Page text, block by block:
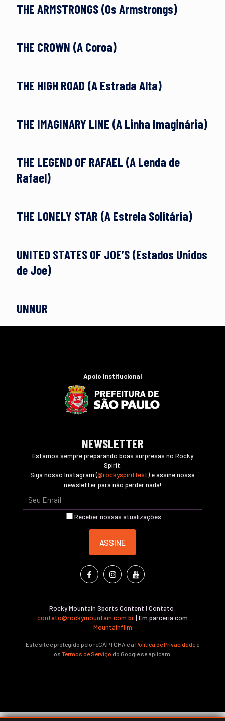
THE ARMSTRONGS (Os Armstrongs)
THE CROWN (A Coroa)
THE HIGH ROAD (A Estrada Alta)
THE IMAGINARY LINE (A Linha Imaginária)
THE LEGEND OF RAFAEL (A Lenda de
Rafael)
THE LONELY STAR (A Estrela Solitária)
UNITED STATES OF JOE’S (Estados Unidos
de Joe)
UNNUR
Apoio Institucional
NEWSLETTER
Estamos sempre preparando boas surpresas no Rocky
Spirit.
Siga nosso Instagram (@rockyspiritfest) e assine nossa
newsletter para não perder nada!
Receber nossas atualizações
Rocky Mountain Sports Content | Contato:
contato@rockymountain.com.br| Em parceria com
Mountainfilm
Este site é protegido pelo reCAPTCHA e a Política de Privacidadee
os Termos de Serviço do Google se aplicam.